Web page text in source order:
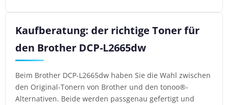
Kaufberatung: der richtige Toner für
den Brother DCP-L2665dw
Beim Brother DCP-L2665dw haben Sie die Wahl zwischen
den Original-Tonern von Brother und den tonoo®-
Alternativen. Beide werden passgenau gefertigt und